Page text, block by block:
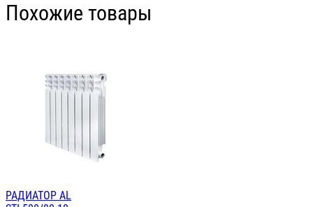
Похожие товары
РАДИАТОР AL